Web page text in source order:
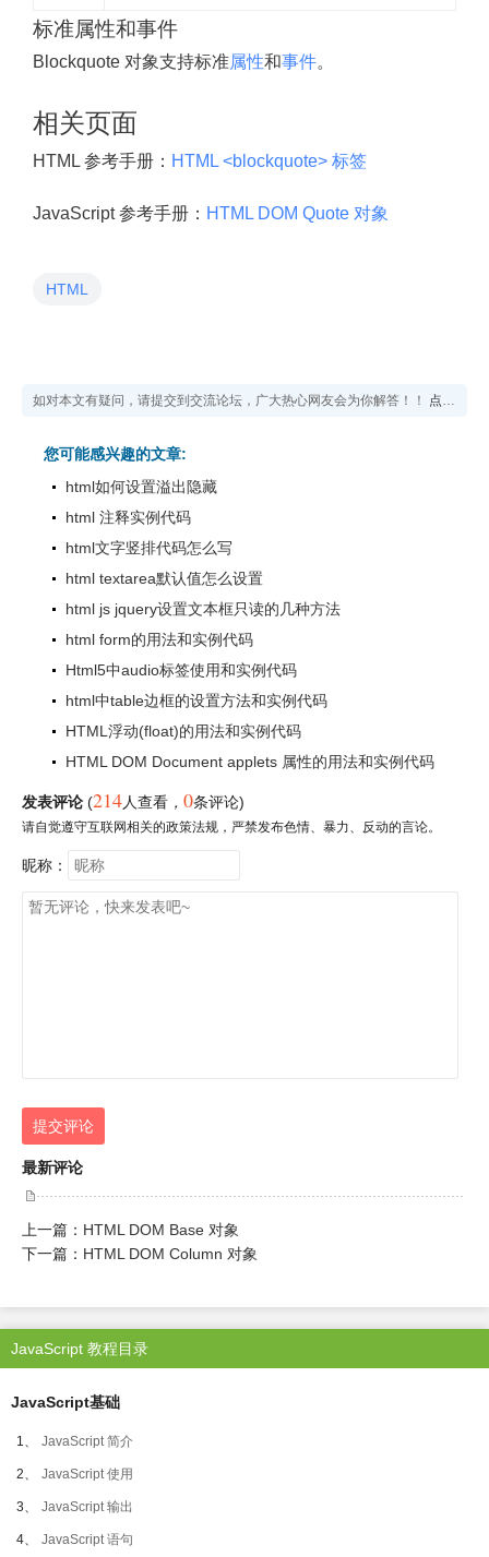
标准属性和事件
Blockquote 对象支持标准属性和事件。
相关页面
HTML 参考手册： HTML <blockquote> 标签
JavaScript 参考手册： HTML DOM Quote 对象
HTML
如对本文有疑问，请提交到交流论坛，广大热心网友会为你解答！！ 点击进入论坛
您可能感兴趣的文章:
html如何设置溢出隐藏
html 注释实例代码
html文字竖排代码怎么写
html textarea默认值怎么设置
html js jquery设置文本框只读的几种方法
html form的用法和实例代码
Html5中audio标签使用和实例代码
html中table边框的设置方法和实例代码
HTML浮动(float)的用法和实例代码
HTML DOM Document applets 属性的用法和实例代码
发表评论 (214人查看 ， 0条评论)
请自觉遵守互联网相关的政策法规，严禁发布色情、暴力、反动的言论。
昵称：
提交评论
最新评论
上一篇： HTML DOM Base 对象
下一篇： HTML DOM Column 对象
JavaScript 教程目录
JavaScript基础
1、 JavaScript 简介
2、 JavaScript 使用
3、 JavaScript 输出
4、 JavaScript 语句